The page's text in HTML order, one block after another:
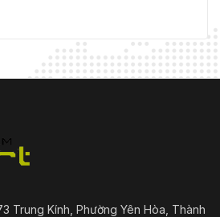
Trung Kính, Phường Yên Hòa, Thành